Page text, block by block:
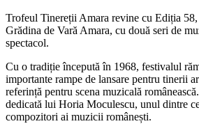
Trofeul Tinereții Amara revine cu Ediția
Grădina de Vară Amara, cu două seri de
spectacol.
Cu o tradiție începută în 1968, festivalul
importante rampe de lansare pentru tinerii
referință pentru scena muzicală
dedicată lui Horia Moculescu, unul dintre
compozitori ai muzicii românești.